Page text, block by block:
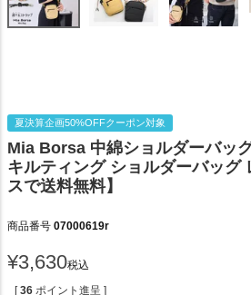
夏決算企画50%OFFクーポン対象
Mia Borsa 中綿ショルダーバッ
キルティング ショルダーバッグ
スで送料無料】
商品番号 07000619r
¥3,630税込
[ 36 ポイント進呈 ]